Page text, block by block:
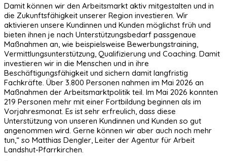
Damit können wir den Arbeitsmarkt aktiv mitgestalten und in
die Zukunftsfähigkeit unserer Region investieren. Wir
aktivieren unsere Kundinnen und Kunden möglichst früh und
bieten ihnen je nach Unterstützungsbedarf passgenaue
Maßnahmen an, wie beispielsweise Bewerbungstraining,
Vermittlungsunterstützung, Qualifizierung und Coaching. Damit
investieren wir in die Menschen und in ihre
Beschäftigungsfähigkeit und sichern damit langfristig
Fachkräfte. Über 3.800 Personen nahmen im Mai 2026 an
Maßnahmen der Arbeitsmarktpolitik teil. Im Mai 2026 konnten
219 Personen mehr mit einer Fortbildung beginnen als im
Vorjahresmonat. Es ist sehr erfreulich, dass diese
Unterstützung von unseren Kundinnen und Kunden so gut
angenommen wird. Gerne können wir aber auch noch mehr
tun,“ so Matthias Dengler, Leiter der Agentur für Arbeit
Landshut-Pfarrkirchen.